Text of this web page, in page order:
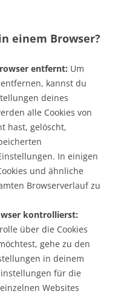
einem Browser?
entfernt: Um
kannst du
deines
alle Cookies von
hast, gelöscht,
In einigen
und ähnliche
Browserverlauf zu
kontrollierst:
über die Cookies
gehe zu den
in deinem
für die
Websites